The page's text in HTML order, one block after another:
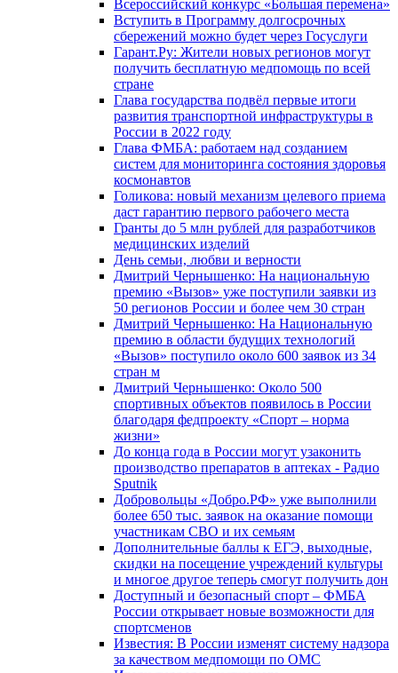
Всероссийский конкурс «Большая перемена»
Вступить в Программу долгосрочных
сбережений можно будет через Госуслуги
Гарант.Ру: Жители новых регионов могут
получить бесплатную медпомощь по всей
стране
Глава государства подвёл первые итоги
развития транспортной инфраструктуры в
России в 2022 году
Глава ФМБА: работаем над созданием
систем для мониторинга состояния здоровья
космонавтов
Голикова: новый механизм целевого приема
даст гарантию первого рабочего места
Гранты до 5 млн рублей для разработчиков
медицинских изделий
День семьи, любви и верности
Дмитрий Чернышенко: На национальную
премию «Вызов» уже поступили заявки из
50 регионов России и более чем 30 стран
Дмитрий Чернышенко: На Национальную
премию в области будущих технологий
«Вызов» поступило около 600 заявок из 34
стран м
Дмитрий Чернышенко: Около 500
спортивных объектов появилось в России
благодаря федпроекту «Спорт – норма
жизни»
До конца года в России могут узаконить
производство препаратов в аптеках - Радио
Sputnik
Добровольцы «Добро.РФ» уже выполнили
более 650 тыс. заявок на оказание помощи
участникам СВО и их семьям
Дополнительные баллы к ЕГЭ, выходные,
скидки на посещение учреждений культуры
и многое другое теперь смогут получить дон
Доступный и безопасный спорт – ФМБА
России открывает новые возможности для
спортсменов
Известия: В России изменят систему надзора
за качеством медпомощи по ОМС